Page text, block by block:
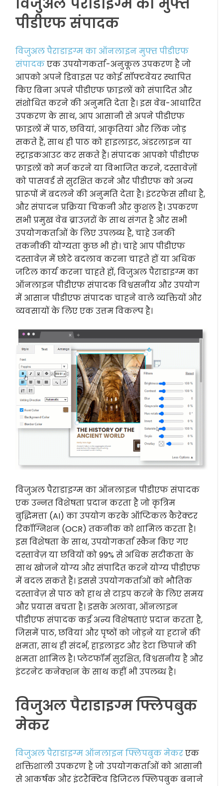
पीडीएफ संपादक
विजुअल पैराडाइग्म का ऑनलाइन मुफ्त पीडीएफ
संपादकएक उपयोगकर्ता-अनुकूल उपकरण है जो
आपको अपने डिवाइस पर कोई सॉफ्टवेयर स्थापित
किए बिना अपने पीडीएफ फ़ाइलों को संपादित और
संशोधित करने की अनुमति देता है। इस वेब-आधारित
उपकरण के साथ, आप आसानी से अपने पीडीएफ
फ़ाइलों में पाठ, छवियां, आकृतियां और लिंक जोड़
सकते हैं, साथ ही पाठ को हाइलाइट, अंडरलाइन या
स्ट्राइकआउट कर सकते हैं। संपादक आपको पीडीएफ
फ़ाइलों को मर्ज करने या विभाजित करने, दस्तावेज़ों
को पासवर्ड से सुरक्षित करने और पीडीएफ को अन्य
प्रारूपों में बदलने की अनुमति देता है। इंटरफेस सीधा है,
और संपादन प्रक्रिया चिकनी और कुशल है। उपकरण
सभी प्रमुख वेब ब्राउज़रों के साथ संगत है और सभी
उपयोगकर्ताओं के लिए उपलब्ध है, चाहे उनकी
तकनीकी योग्यता कुछ भी हो। चाहे आप पीडीएफ
दस्तावेज़ में छोटे बदलाव करना चाहते हों या अधिक
जटिल कार्य करना चाहते हों, विजुअल पैराडाइग्म का
ऑनलाइन पीडीएफ संपादक विश्वसनीय और उपयोग
में आसान पीडीएफ संपादक चाहने वाले व्यक्तियों और
व्यवसायों के लिए एक उत्तम विकल्प है।
विजुअल पैराडाइग्म का ऑनलाइन पीडीएफ संपादक
एक उन्नत विशेषता प्रदान करता है जो कृत्रिम
बुद्धिमत्ता (AI) का उपयोग करके ऑप्टिकल कैरेक्टर
रिकॉग्निशन (OCR) तकनीक को शामिल करता है।
इस विशेषता के साथ, उपयोगकर्ता स्कैन किए गए
दस्तावेज़ या छवियों को 99% से अधिक सटीकता के
साथ खोजने योग्य और संपादित करने योग्य पीडीएफ
में बदल सकते हैं। इससे उपयोगकर्ताओं को भौतिक
दस्तावेज़ से पाठ को हाथ से टाइप करने के लिए समय
और प्रयास बचता है। इसके अलावा, ऑनलाइन
पीडीएफ संपादक कई अन्य विशेषताएं प्रदान करता है,
जिसमें पाठ, छवियां और पृष्ठों को जोड़ने या हटाने की
क्षमता, साथ ही संदर्भ, हाइलाइट और डेटा छिपाने की
क्षमता शामिल है। प्लेटफॉर्म सुरक्षित, विश्वसनीय है और
इंटरनेट कनेक्शन के साथ कहीं भी उपलब्ध है।
विजुअल पैराडाइग्म फ्लिपबुक
मेकर
विजुअल पैराडाइग्म ऑनलाइन फ्लिपबुक मेकरएक
शक्तिशाली उपकरण है जो उपयोगकर्ताओं को आसानी
से आकर्षक और इंटरैक्टिव डिजिटल फ्लिपबुक बनाने